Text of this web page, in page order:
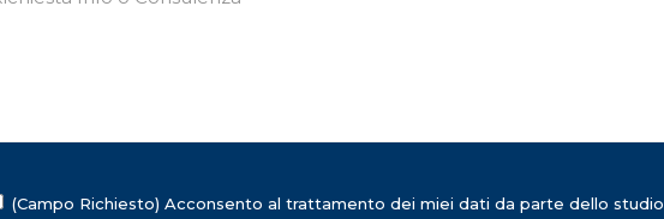
(Campo Richiesto) Acconsento al trattamento dei miei dati da parte dello studio
92026 Favara Agrigento